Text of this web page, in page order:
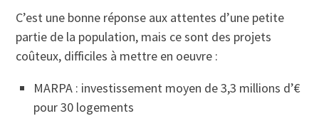
C’est une bonne réponse aux attentes d’une petite
partie de la population, mais ce sont des projets
coûteux, difficiles à mettre en oeuvre :
MARPA : investissement moyen de 3,3 millions d’€
pour 30 logements